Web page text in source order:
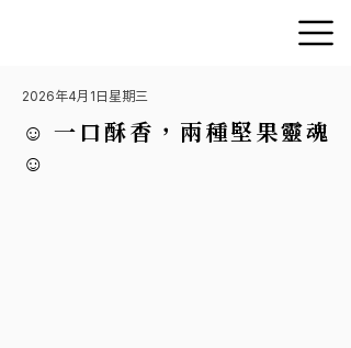
2026年4月1日星期三
☺︎ 一口酥香，兩種堅果靈魂
☺︎